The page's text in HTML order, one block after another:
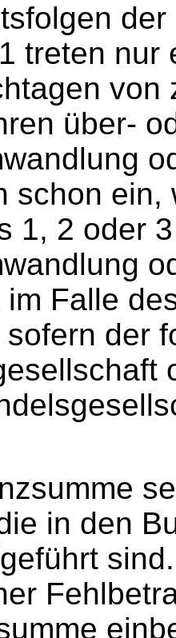
treten nur
von
über-
schon
1, 2 oder
Falle
der
in den